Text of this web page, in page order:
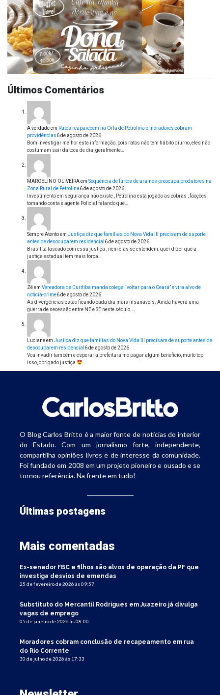
Últimos Comentários
A verdadeem Ratos reaparecem na Orla de Petrolina e moradores cobram
providências6 de agosto de 2026
Bom investigar melhor esta informação, pois ratos não tem hábito diurno, eles não
costumam sair da toca de dia, geralmente…
MARCELINO OLIVEIRAem Sequência de furtos de arames preocupa produtores na
Zona Rural de Petrolina6 de agosto de 2026
Investimento em segurança não existe , Petrolina está jogado as cobras , facções
tomando conta e agente Policial falando que…
Sempre Atentoem Justiça diz que famílias do Nova Vida III precisam de suporte
antes de desocuparem residencial 6 de agosto de 2026
Brasil tá lascado com essa justiça , nem elas se entendem, quer dizer que a
justiça estadual tem mais força…
Zéem Vereadora de Curitiba manda colega “voltar para o Ceará” e vira alvo de
notícia-crime6 de agosto de 2026
As divergências estão ficando cada dia mais insanáveis. Ainda haverá uma
guerra de secessão entre NE e SE neste século.…
Lucianeem Justiça diz que famílias do Nova Vida III precisam de suporte antes de
desocuparem residencial 6 de agosto de 2026
Vou invadir também e esperar a prefeitura me pagar algum benefício, muito top
isso, obrigado justiça
O Blog Carlos Britto é a maior fonte de notícias do interior
do Estado. Com um jornalismo forte, independente,
compartilha opiniões livres e de interesse da comunidade.
Foi fundado em 2008 em um projeto pioneiro e ousado e se
tornou referência. Na frente em tudo!
Últimas postagens
Mais comentadas
Ex-senador FBC e filhos são alvos de operação da PF que
investiga desvios de emendas
25 de fevereiro de 2026 às 09:57
Substituto do Mercantil Rodrigues em Juazeiro já divulga
vagas de emprego
05 de janeiro de 2026 às 08:00
Moradores cobram conclusão de recapeamento em rua
do Rio Corrente
30 de julho de 2026 às 17:33